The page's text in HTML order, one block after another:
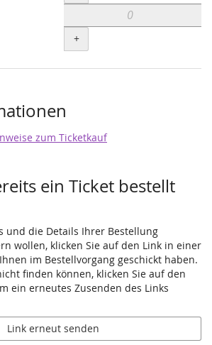
+
zum Ticketkauf
ein Ticket bestellt
und die Details Ihrer Bestellung
wollen, klicken Sie auf den Link in einer
im Bestellvorgang geschickt haben.
finden können, klicken Sie auf den
ein erneutes Zusenden des Links
Link erneut senden